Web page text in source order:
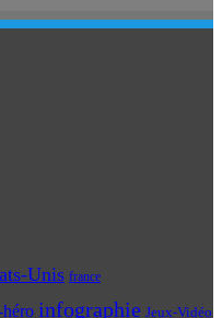
Unis france
infographie Jeux-Vidéo